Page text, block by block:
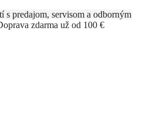
s predajom, servisom a odborným
zdarma už od 100 €